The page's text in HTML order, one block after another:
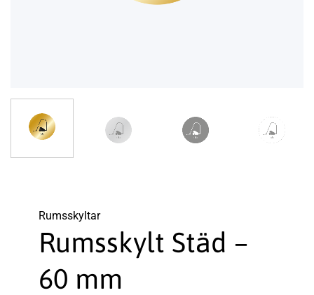
Rums­skyltar
Rumsskylt Städ –
60 mm